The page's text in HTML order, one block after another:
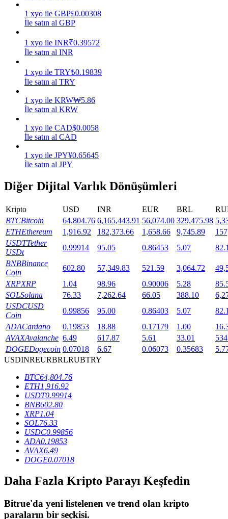
Staking
Yüksek getiri ve anında erişim
Popüler token'lar kazanmak için esnek staking
BTR Kilitleme
BTR sahiplerine özel yatırımlar
Krediler
Kripto destekli borçlanma hizmeti
1 xyo ile GBP£0.00308
İle satın al GBP
1 xyo ile INR₹0.39572
İle satın al INR
1 xyo ile TRY₺0.19839
İle satın al TRY
1 xyo ile KRW₩5.86
İle satın al KRW
1 xyo ile CAD$0.0058
İle satın al CAD
1 xyo ile JPY¥0.65645
İle satın al JPY
Diğer Dijital Varlık Dönüşümleri
Kripto USD INR EUR BRL
BTCBitcoin 64,804.76 6,165,443.91 56,074.00 329,475.98
ETHEthereum 1,916.92 182,373.66 1,658.66 9,745.89
USDTTether
USDt
0.99914 95.05 0.86453 5.07
BNBBinance
Coin
602.80 57,349.83 521.59 3,064.72
XRPXRP 1.04 98.96 0.90006 5.28
SOLSolana 76.33 7,262.64 66.05 388.10
USDCUSD
Coin
0.99856 95.00 0.86403 5.07
ADACardano 0.19853 18.88 0.17179 1.00
AVAXAvalanche 6.49 617.87 5.61 33.01
DOGEDogecoin 0.07018 6.67 0.06073 0.35683
USDINREURBRLRUBTRY
BTC64,804.76
ETH1,916.92
USDT0.99914
BNB602.80
XRP1.04
SOL76.33
USDC0.99856
ADA0.19853
AVAX6.49
DOGE0.07018
Daha Fazla Kripto Parayı Keşfedin
Bitrue'da yeni listelenen ve trend olan kripto
paraların bir seçkisi.